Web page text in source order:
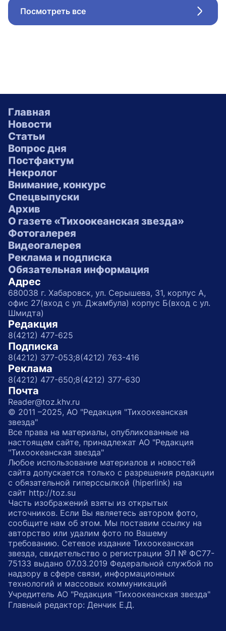
Посмотреть все
Главная
Новости
Статьи
Вопрос дня
Постфактум
Некролог
Внимание, конкурс
Спецвыпуски
Архив
О газете «Тихоокеанская звезда»
Фотогалерея
Видеогалерея
Реклама и подписка
Обязательная информация
Адрес
680038 г. Хабаровск, ул. Серышева, 31, корпус А,
офис 27(вход с ул. Джамбула) корпус Б(вход с ул.
Шмидта)
Редакция
8(4212) 477-625
Подписка
8(4212) 377-053;8(4212) 763-416
Реклама
8(4212) 477-650;8(4212) 377-630
Почта
Reader@toz.khv.ru
© 2011 –2025, АО "Редакция "Тихоокеанская
звезда"
Все права на материалы, опубликованные на
настоящем сайте, принадлежат АО "Редакция
"Тихоокеанская звезда"
Любое использование материалов и новостей
сайта допускается только с разрешения редакции
с обязательной гиперссылкой (hiperlink) на
сайт http://toz.su
Часть изображений взяты из открытых
источников. Если Вы являетесь автором фото,
сообщите нам об этом. Мы поставим ссылку на
авторство или удалим фото по Вашему
требованию. Сетевое издание Тихоокеанская
звезда, свидетельство о регистрации ЭЛ № ФС77-
75133 выдано 07.03.2019 Федеральной службой по
надзору в сфере связи, информационных
технологий и массовых коммуникаций
Учредитель АО "Редакция "Тихоокеанская звезда"
Главный редактор: Денчик Е.Д.